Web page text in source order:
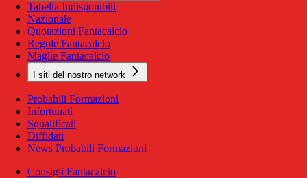
Tabella Indisponibili
Nazionale
Quotazioni Fantacalcio
Regole Fantacalcio
Maglie Fantacalcio
I siti del nostro network
Probabili Formazioni
Infortunati
Squalificati
Diffidati
News Probabili Formazioni
Consigli Fantacalcio